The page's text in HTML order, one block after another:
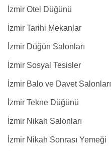
İzmir Otel Düğünü
İzmir Tarihi Mekanlar
İzmir Düğün Salonları
İzmir Sosyal Tesisler
İzmir Balo ve Davet Salonları
İzmir Tekne Düğünü
İzmir Nikah Salonları
İzmir Nikah Sonrası Yemeği